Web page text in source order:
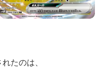
たのは、